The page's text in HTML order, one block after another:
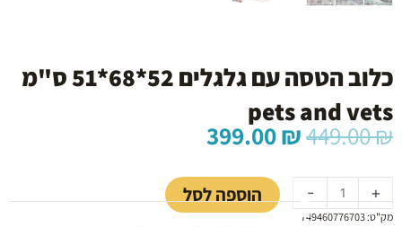
כלוב הטסה עם גלגלים 52*68*51 ס"מ
pets and vets
449.00₪ המחיר
המקורי
היה:
449.00 ₪.
399.00₪ המחיר
הוא:
399.00 ₪. -
של
כלוב
הטסה
+ הוספה לסל
מק"ט:749460776703